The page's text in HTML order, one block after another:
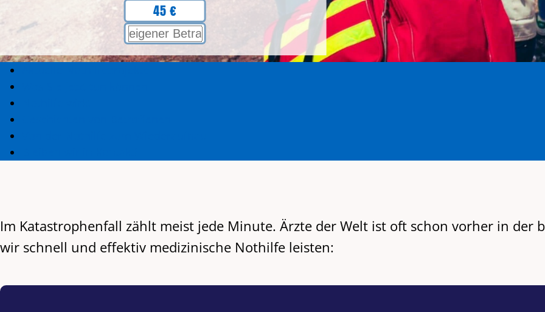
45 €
EIGENEN BETRAG EINGEBEN
Im Katastrophenfall zählt meist jede Minute. Ärzte der Welt ist oft schon vorher in der
wir schnell und effektiv medizinische Nothilfe leisten: